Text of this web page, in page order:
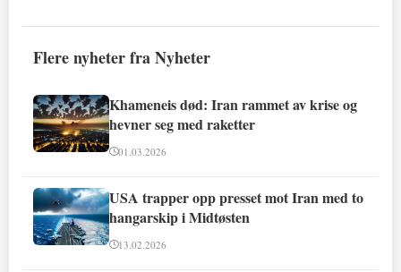
Flere nyheter fra Nyheter
Khameneis død: Iran rammet av krise og
hevner seg med raketter
01.03.2026
USA trapper opp presset mot Iran med to
hangarskip i Midtøsten
13.02.2026